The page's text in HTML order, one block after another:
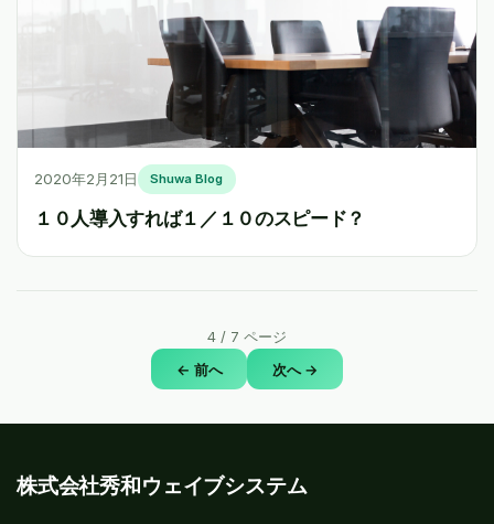
2020年2月21日 Shuwa Blog
１０人導入すれば１／１０のスピード？
4 / 7 ページ
← 前へ
次へ →
株式会社秀和ウェイブシステム